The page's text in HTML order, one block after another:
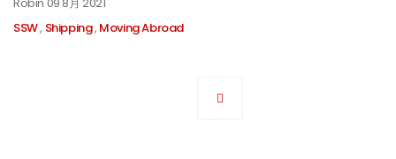
SSW, Shipping, Moving Abroad